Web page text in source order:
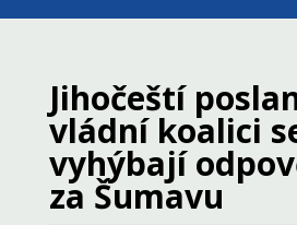
Jihočeští
vládní koalici
vyhýbají
za Šumavu